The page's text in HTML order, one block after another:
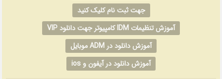
جهت ثبت نام کلیک کنید
آموزش تنظیمات IDM کامپیوتر جهت دانلود VIP
آموزش دانلود در ADM موبایل
آموزش دانلود در آیفون و ios